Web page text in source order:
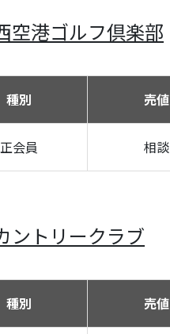
空港ゴルフ倶楽部
種別 売値
正会員 相談
ントリークラブ
種別 売値